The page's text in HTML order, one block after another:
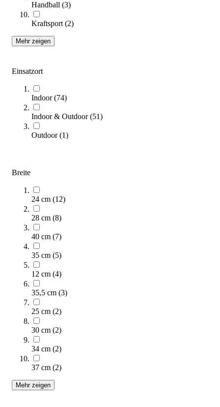
Handball (3)
Kraftsport (2)
Mehr zeigen
Einsatzort
Indoor(74)
Indoor & Outdoor(51)
Outdoor(1)
Breite
24 cm (12)
28 cm (8)
40 cm (7)
35 cm (5)
12 cm (4)
35,5 cm (3)
25 cm (2)
30 cm (2)
34 cm (2)
37 cm (2)
Mehr zeigen
Zum Produkt
Sofort lieferbar
SALE
tanga sports® Koordinationsringe LARGE
5,55 €
SALE
tanga sports® Koordinationsring MEDIUM
ab 4,77 €
Zum Produkt
Varianten zur Auswahl
Sofort lieferbar